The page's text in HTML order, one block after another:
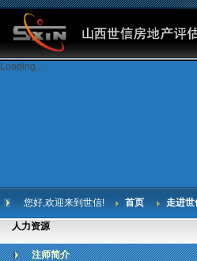
Loading...
您好,欢迎来到世信! 首页 走进世
人力资源
注师简介